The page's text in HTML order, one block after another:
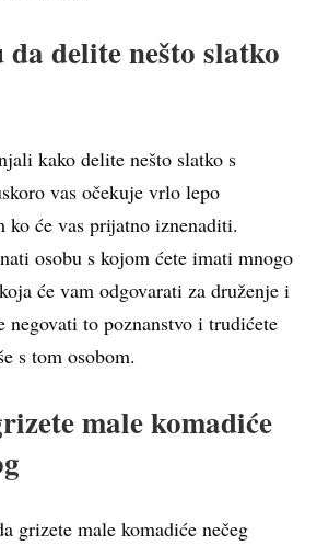
delite nešto slatko
kako delite nešto slatko s
vas očekuje vrlo lepo
ko će vas prijatno iznenaditi.
osobu s kojom ćete imati mnogo
će vam odgovarati za druženje i
negovati to poznanstvo i trudićete
s tom osobom.
male komadiće
grizete male komadiće nečeg